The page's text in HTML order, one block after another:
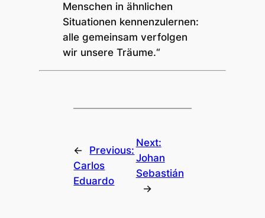
Menschen in ähnlichen
Situationen kennenzulernen:
alle gemeinsam verfolgen
wir unsere Träume.“
←
Previous:
Carlos
Eduardo
Next:
Johan
Sebastián
→